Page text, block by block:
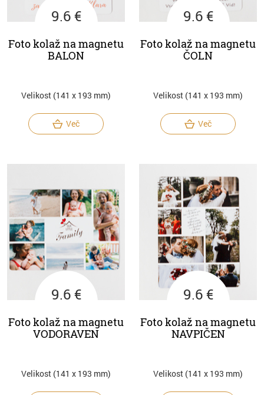
9.6 €
Foto kolaž na magnetu
BALON
Velikost (141 x 193 mm)
Več
9.6 €
Foto kolaž na magnetu
ČOLN
Velikost (141 x 193 mm)
Več
9.6 €
Foto kolaž na magnetu
VODORAVEN
Velikost (141 x 193 mm)
9.6 €
Foto kolaž na magnetu
NAVPIČEN
Velikost (141 x 193 mm)